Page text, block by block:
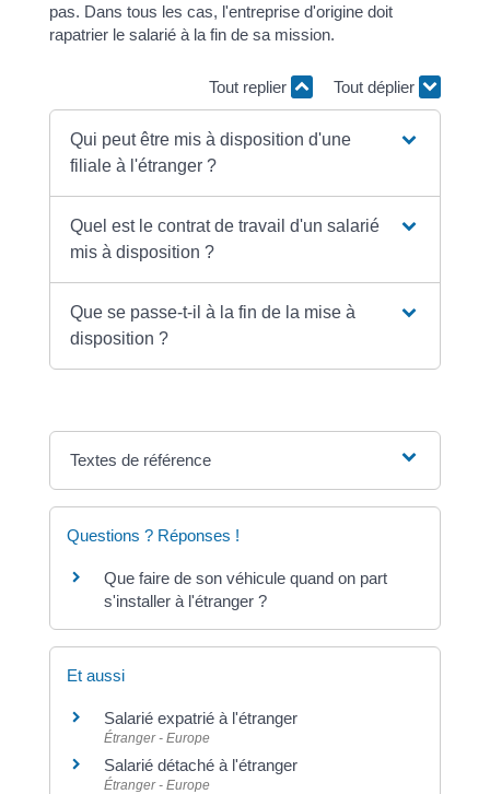
pas. Dans tous les cas, l'entreprise d'origine doit
rapatrier le salarié à la fin de sa mission.
Tout replier Tout déplier
Qui peut être mis à disposition d'une
filiale à l'étranger ?
Quel est le contrat de travail d'un salarié
mis à disposition ?
Que se passe-t-il à la fin de la mise à
disposition ?
Textes de référence
Questions ? Réponses !
Que faire de son véhicule quand on part
s'installer à l'étranger ?
Et aussi
Salarié expatrié à l'étranger
Étranger - Europe
Salarié détaché à l'étranger
Étranger - Europe